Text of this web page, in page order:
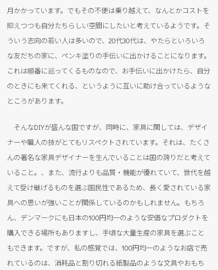
月かかっています。でもその不便は乗り越えて、なんとかコストを
抑えつつも自分たちらしい空間にしたいと考えているようです。そ
ういう志向の若い人は多いので、20代30代は、やたらといろいろ
な友だちの家に、ペンキ塗りの手伝いに出かけることになります。
これは順番に巡ってくるものなので、お手伝いに出かけたら、自分
のときにも来てくれる、というように互いに助け合っているような
ところがあります。
そんなDIYが盛んな国ですが、同時に、家具に関しては、デザイ
ナーや職人の技がとてもリスペクトされています。それは、たくさ
んの著名な家具デザイナーを生んでいることは国の誇りだと考えて
いること。、また、流行よりも品質・機能が優れていて、世代を越
えて受け継げるものを選ぶ国民性であるため、長く愛されている家
具への思いが強いことが関係しているのかもしれません。もちろ
ん、デンマークにも日本の100円均一のような安価なプロダクトを
購入できる場所もありますし、手頃な大量生産の家具を選ぶこと
もできます。ですが、私の感覚では、100円均一のようなお店で売
れているのは、消耗品と割り切れる紙製品のような文具やおもち